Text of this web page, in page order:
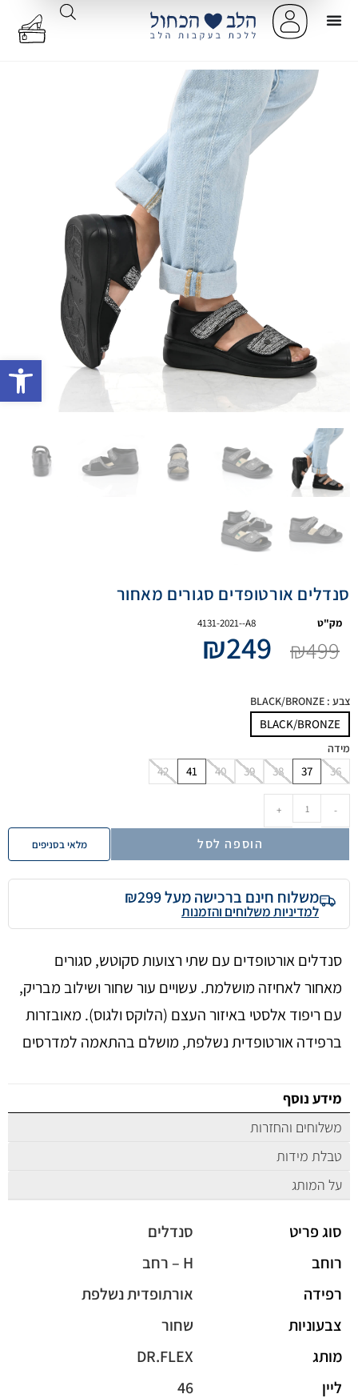
סנדלים אורטופדים סגורים מאחור
מק"ט 4131-2021--A8
₪499
₪249
צבע : BLACK/BRONZE
BLACK/BRONZE
מידה
36
37
38
39
40
41
42
-
+
הוספה לסל מלאי בסניפים
משלוח חינם ברכישה מעל ₪299
למדיניות משלוחים והזמנות
סנדלים אורטופדים עם שתי רצועות סקוטש, סגורים
מאחור לאחיזה מושלמת. עשויים עור שחור ושילוב מבריק,
עם ריפוד אלסטי באיזור העצם (הלוקס ולגוס). מאובזרות
ברפידה אורטופדית נשלפת, מושלם בהתאמה למדרסים
מידע נוסף
משלוחים והחזרות
טבלת מידות
על המותג
סוג פריט
סנדלים
רוחב
H – רחב
רפידה
אורתופדית נשלפת
צבעוניות
שחור
מותג
DR.FLEX
ליין
46